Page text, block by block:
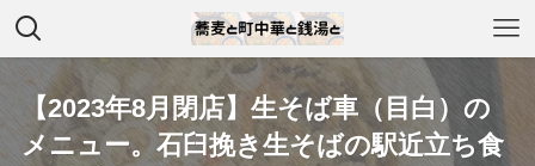
【2023年8月閉店】生そば車（目白）の
メニュー。石臼挽き生そばの駅近立ち食